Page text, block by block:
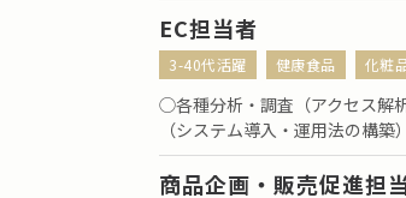
EC担当者
3-40代活躍 健康食品 化粧
◯各種分析・調査（アクセス解
（システム導入・運用法の構
商品企画・販売促進担